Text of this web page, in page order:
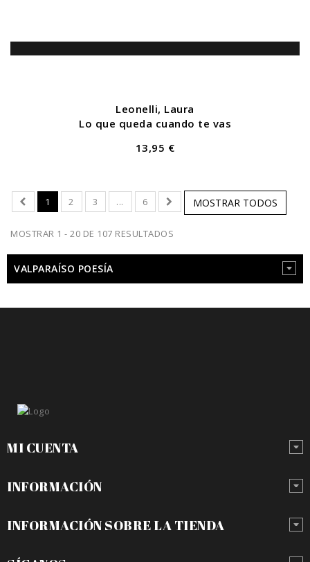
Leonelli, Laura
Lo que queda cuando te vas
13,95 €
MOSTRAR TODOS
1 2 3 ... 6
MOSTRAR 1 - 20 DE 107 RESULTADOS
VALPARAÍSO POESÍA
MI CUENTA
INFORMACIÓN
INFORMACIÓN SOBRE LA TIENDA